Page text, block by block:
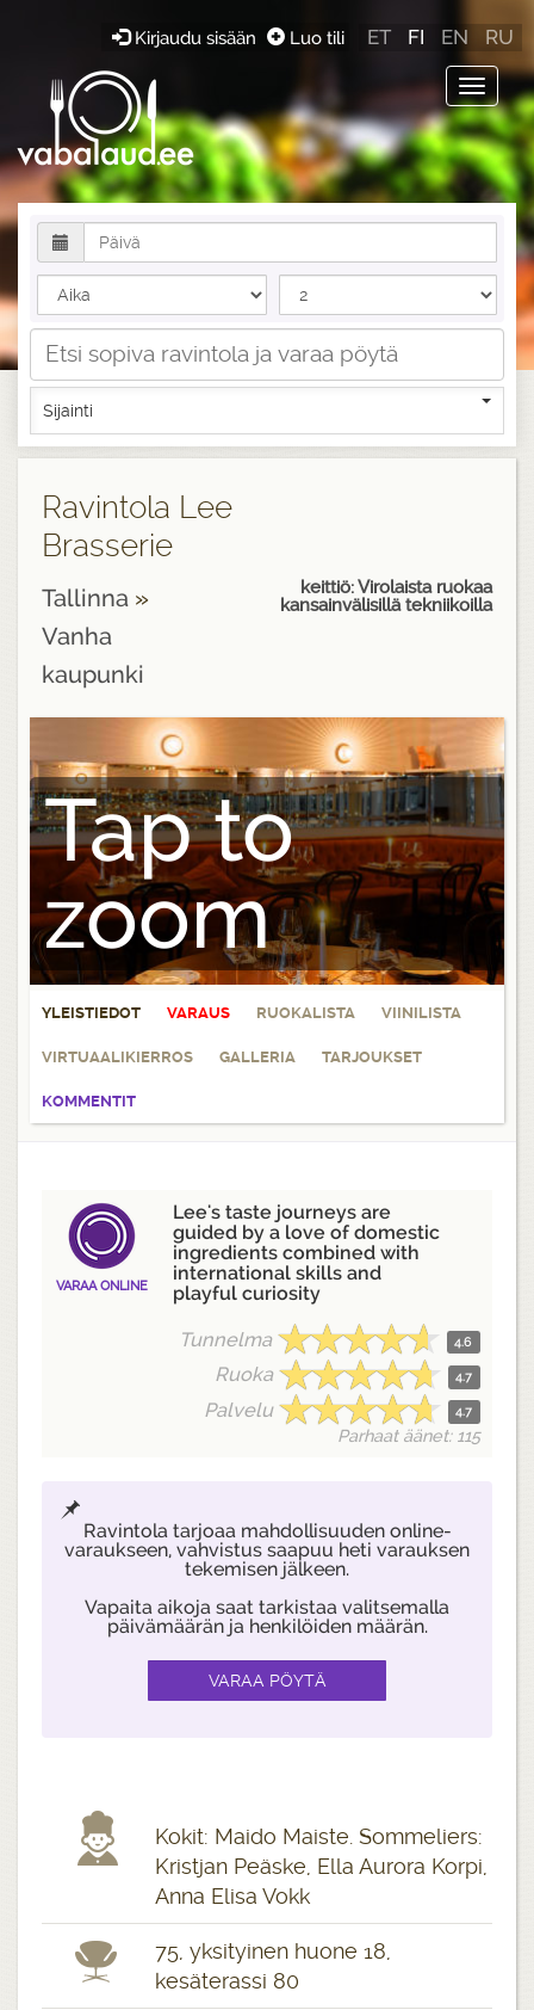
Toggle
Kirjaudu sisään Luo tili ET FI EN RU
Sijainti
Ravintola Lee
Brasserie
Tallinna »
Vanha
kaupunki
keittiö: Virolaista ruokaa
kansainvälisillä tekniikoilla
Tap to
zoom
YLEISTIEDOT VARAUS RUOKALISTA VIINILISTA
VIRTUAALIKIERROS GALLERIA TARJOUKSET
KOMMENTIT
VARAA ONLINE
Lee's taste journeys are
guided by a love of domestic
ingredients combined with
international skills and
playful curiosity
Tunnelma 4.6
Ruoka 4.7
Palvelu 4.7
Parhaat äänet: 115
Ravintola tarjoaa mahdollisuuden online-
varaukseen, vahvistus saapuu heti varauksen
tekemisen jälkeen.
Vapaita aikoja saat tarkistaa valitsemalla
päivämäärän ja henkilöiden määrän.
Kokit: Maido Maiste. Sommeliers:
Kristjan Peäske, Ella Aurora Korpi,
Anna Elisa Vokk
75, yksityinen huone 18,
kesäterassi 80